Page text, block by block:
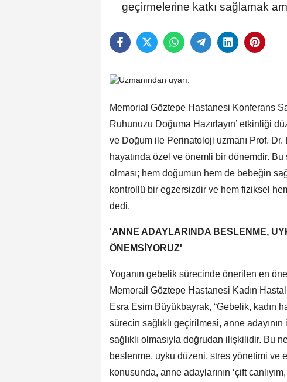
geçirmelerine katkı sağlamak
Memorial Göztepe Hastanesi Konferans
Ruhunuzu Doğuma Hazırlayın’ etkinliği
ve Doğum ile Perinatoloji uzmanı Prof.
hayatında özel ve önemli bir dönemdir. Bu
olması; hem doğumun hem de bebeğin
kontrollü bir egzersizdir ve hem fiziksel
dedi.
'ANNE ADAYLARINDA BESLENME,
ÖNEMSİYORUZ'
Yoganın gebelik sürecinde önerilen en
Memorail Göztepe Hastanesi Kadın
Esra Esim Büyükbayrak, “Gebelik, kadın
sürecin sağlıklı geçirilmesi, anne
sağlıklı olmasıyla doğrudan ilişkilidir. Bu
beslenme, uyku düzeni, stres yönetimi ve
konusunda, anne adaylarının ‘çift